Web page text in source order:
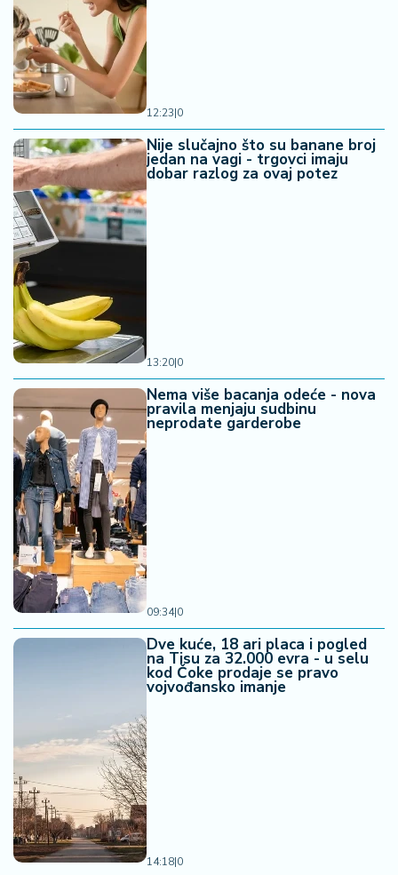
12:23|0
Nije slučajno što su banane broj
jedan na vagi - trgovci imaju
dobar razlog za ovaj potez
13:20|0
Nema više bacanja odeće - nova
pravila menjaju sudbinu
neprodate garderobe
09:34|0
Dve kuće, 18 ari placa i pogled
na Tisu za 32.000 evra - u selu
kod Čoke prodaje se pravo
vojvođansko imanje
14:18|0